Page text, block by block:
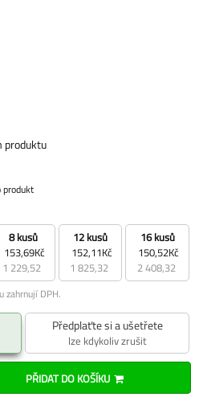
produktu
produkt
8 kusů
153,69Kč
1 229,52
12 kusů
152,11Kč
1 825,32
16 kusů
150,52Kč
2 408,32
zahrnují DPH.
Předplaťte si a ušetřete
lze kdykoliv zrušit
PŘIDAT DO KOŠÍKU